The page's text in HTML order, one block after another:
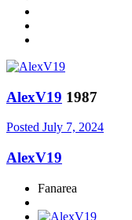
AlexV19 1987
Posted July 7, 2024
AlexV19
Fanarea